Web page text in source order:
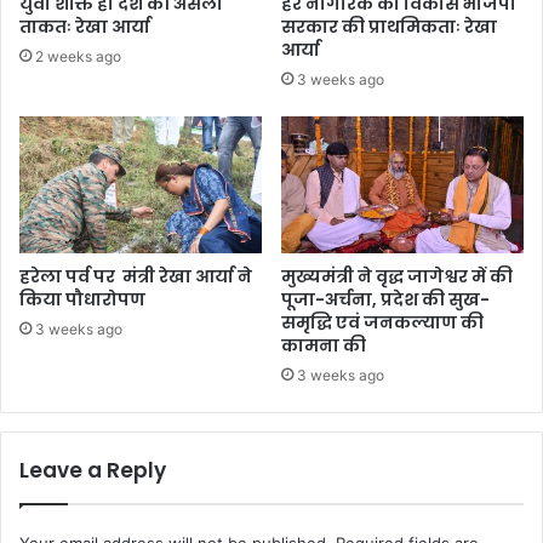
ताकतः रेखा आर्या
2 weeks ago
सरकार की प्राथमिकताः रेखा
आर्या
3 weeks ago
हरेला पर्व पर मंत्री रेखा आर्या ने
किया पौधारोपण
3 weeks ago
मुख्यमंत्री ने वृद्ध जागेश्वर में की
पूजा-अर्चना, प्रदेश की सुख-
समृद्धि एवं जनकल्याण की
कामना की
3 weeks ago
Leave a Reply